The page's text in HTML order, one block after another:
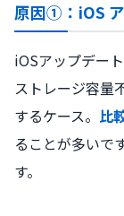
原因①：iOS
iOSアップデー
ストレージ容量
するケース。 比
ることが多いで
す。